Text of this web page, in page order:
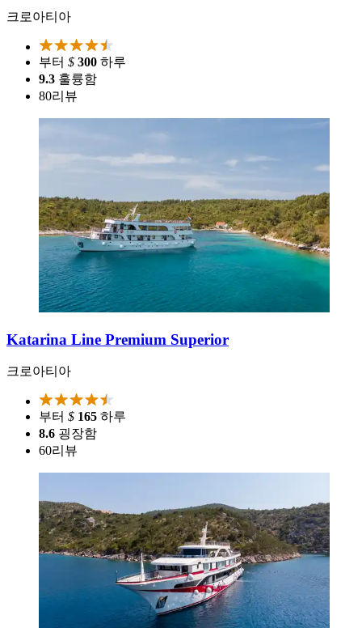
크로아티아
부터 $ 300 하루
9.3 훌륭함
80리뷰
Katarina Line Premium Superior
크로아티아
부터 $ 165 하루
8.6 굉장함
60리뷰